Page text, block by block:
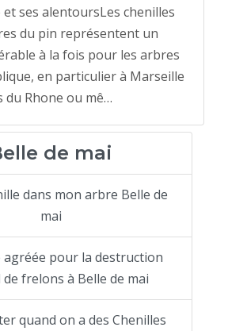
ses alentoursLes chenilles
du pin représentent un
à la fois pour les arbres
en particulier à Marseille
du Rhone ou mê…
de mai
dans mon arbre Belle de
mai
agréée pour la destruction
frelons à Belle de mai
quand on a des Chenilles